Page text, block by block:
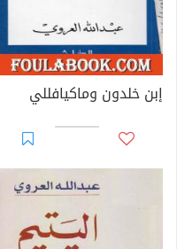
إبن خلدون وماكيافللي